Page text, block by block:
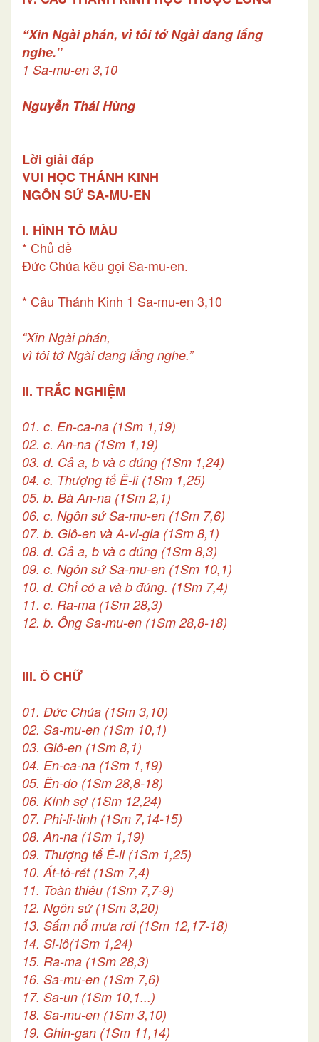
“Xin Ngài phán, vì tôi tớ Ngài đang lắng
nghe.”
1 Sa-mu-en 3,10
Nguyễn Thái Hùng
Lời giải đáp
VUI HỌC THÁNH KINH
NGÔN SỨ SA-MU-EN
I. HÌNH TÔ MÀU
* Chủ đề
Đức Chúa kêu gọi Sa-mu-en.
* Câu Thánh Kinh 1 Sa-mu-en 3,10
“Xin Ngài phán,
vì tôi tớ Ngài đang lắng nghe.”
II. TRẮC NGHIỆM
01. c. En-ca-na (1Sm 1,19)
02. c. An-na (1Sm 1,19)
03. d. Cả a, b và c đúng (1Sm 1,24)
04. c. Thượng tế Ê-li (1Sm 1,25)
05. b. Bà An-na (1Sm 2,1)
06. c. Ngôn sứ Sa-mu-en (1Sm 7,6)
07. b. Giô-en và A-vi-gia (1Sm 8,1)
08. d. Cả a, b và c đúng (1Sm 8,3)
09. c. Ngôn sứ Sa-mu-en (1Sm 10,1)
10. d. Chỉ có a và b đúng. (1Sm 7,4)
11. c. Ra-ma (1Sm 28,3)
12. b. Ông Sa-mu-en (1Sm 28,8-18)
III. Ô CHỮ
01. Đức Chúa (1Sm 3,10)
02. Sa-mu-en (1Sm 10,1)
03. Giô-en (1Sm 8,1)
04. En-ca-na (1Sm 1,19)
05. Ên-đo (1Sm 28,8-18)
06. Kính sợ (1Sm 12,24)
07. Phi-li-tinh (1Sm 7,14-15)
08. An-na (1Sm 1,19)
09. Thượng tế Ê-li (1Sm 1,25)
10. Át-tô-rét (1Sm 7,4)
11. Toàn thiêu (1Sm 7,7-9)
12. Ngôn sứ (1Sm 3,20)
13. Sấm nổ mưa rơi (1Sm 12,17-18)
14. Si-lô(1Sm 1,24)
15. Ra-ma (1Sm 28,3)
16. Sa-mu-en (1Sm 7,6)
17. Sa-un (1Sm 10,1...)
18. Sa-mu-en (1Sm 3,10)
19. Ghin-gan (1Sm 11,14)